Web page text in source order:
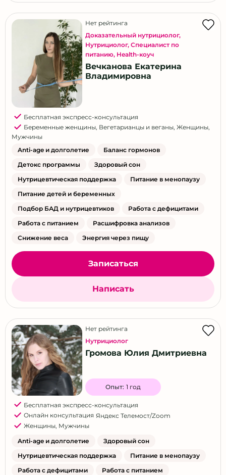
Нет рейтинга
Доказательный нутрициолог,
Нутрициолог, Специалист по
питанию, Health-коуч
Вечканова Екатерина
Владимировна
Бесплатная экспресс-консультация
Беременные женщины, Вегетарианцы и веганы, Женщины,
Мужчины
Anti-age и долголетие
Баланс гормонов
Детокс программы
Здоровый сон
Нутрицевтическая поддержка
Питание в менопаузу
Питание детей и беременных
Подбор БАД и нутрицевтиков
Работа с дефицитами
Работа с питанием
Расшифровка анализов
Снижение веса
Энергия через пищу
Записаться
Написать
Нет рейтинга
Нутрициолог
Громова Юлия Дмитриевна
Опыт: 1 год
Бесплатная экспресс-консультация
Онлайн консультация Яндекс Телемост/Zoom
Женщины, Мужчины
Anti-age и долголетие
Здоровый сон
Нутрицевтическая поддержка
Питание в менопаузу
Работа с дефицитами
Работа с питанием